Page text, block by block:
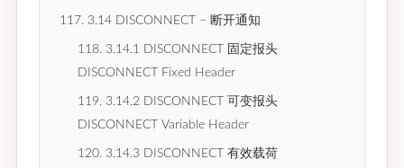
117. 3.14 DISCONNECT – 断开通知
118. 3.14.1 DISCONNECT 固定报头
DISCONNECT Fixed Header
119. 3.14.2 DISCONNECT 可变报头
DISCONNECT Variable Header
120. 3.14.3 DISCONNECT 有效载荷